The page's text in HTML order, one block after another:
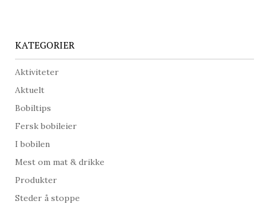
KATEGORIER
Aktiviteter
Aktuelt
Bobiltips
Fersk bobileier
I bobilen
Mest om mat & drikke
Produkter
Steder å stoppe